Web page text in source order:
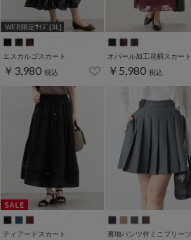
WEB限定ｻｲｽﾞ[3L]
エスカルゴスカート
￥3,980 税込
オパール加工花柄スカート
￥5,980 税込
ティアードスカート